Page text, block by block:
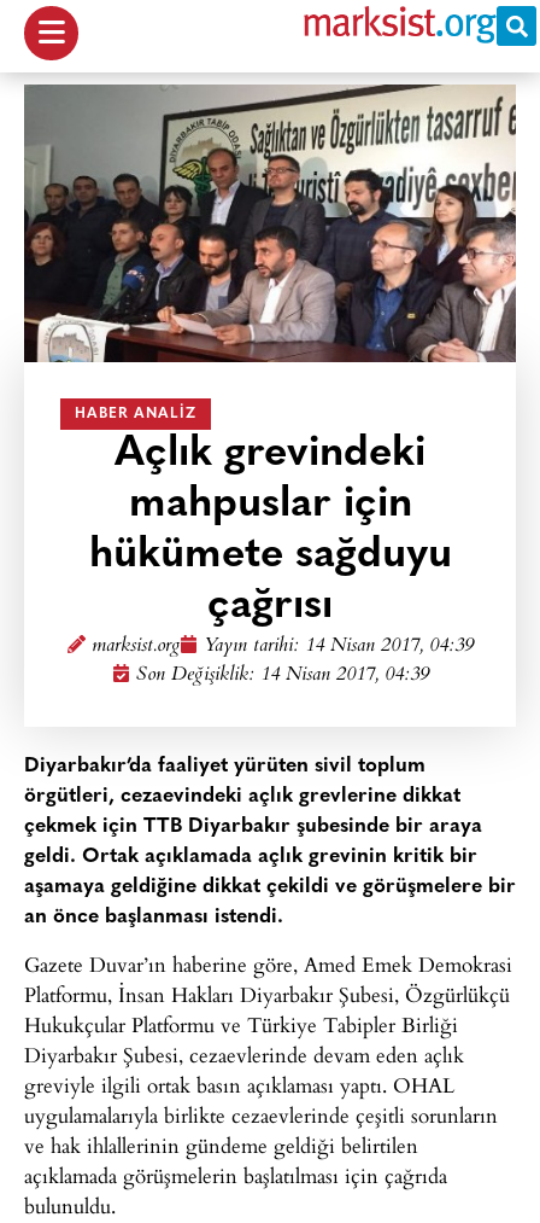
HABER ANALIZ
Açlık grevindeki
mahpuslar için
hükümete sağduyu
çağrısı
marksist.org Yayın tarihi: 14 Nisan 2017, 04:39
Son Değişiklik: 14 Nisan 2017, 04:39
Diyarbakır’da faaliyet yürüten sivil toplum
örgütleri, cezaevindeki açlık grevlerine dikkat
çekmek için TTB Diyarbakır şubesinde bir araya
geldi. Ortak açıklamada açlık grevinin kritik bir
aşamaya geldiğine dikkat çekildi ve görüşmelere bir
an önce başlanması istendi.
Gazete Duvar’ın haberine göre, Amed Emek Demokrasi
Platformu, İnsan Hakları Diyarbakır Şubesi, Özgürlükçü
Hukukçular Platformu ve Türkiye Tabipler Birliği
Diyarbakır Şubesi, cezaevlerinde devam eden açlık
greviyle ilgili ortak basın açıklaması yaptı. OHAL
uygulamalarıyla birlikte cezaevlerinde çeşitli sorunların
ve hak ihlallerinin gündeme geldiği belirtilen
açıklamada görüşmelerin başlatılması için çağrıda
bulunuldu.